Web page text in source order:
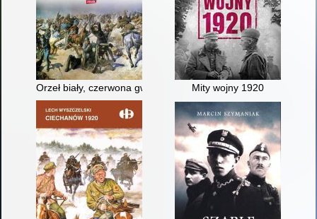
Orzeł biały, czerwona gwiazda : wojna polsko-bolszewicka
Mity wojny 1920